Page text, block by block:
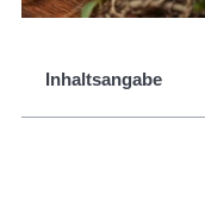
Inhaltsangabe